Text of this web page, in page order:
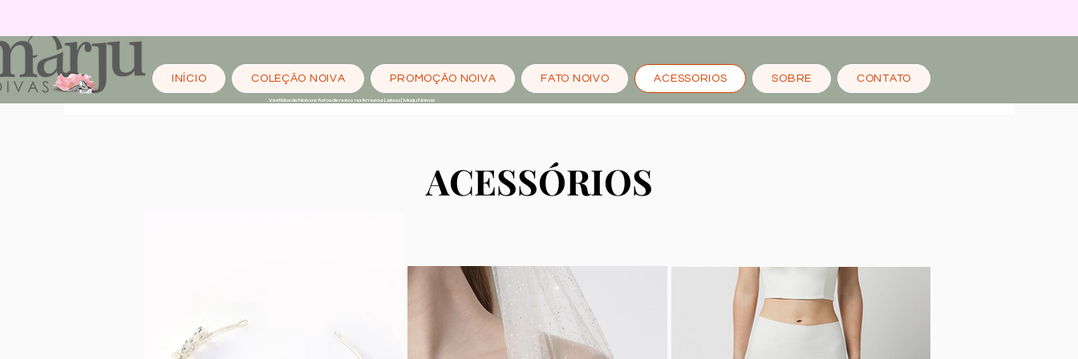
INÍCIO COLEÇÃO NOIVA PROMOÇÃO NOIVA FATO NOIVO ACESSORIOS SOBRE CONTATO
Vestidos de Noiva e fatos de noivo na Amora e Lisboa | Marju Noivas
ACESSÓRIOS